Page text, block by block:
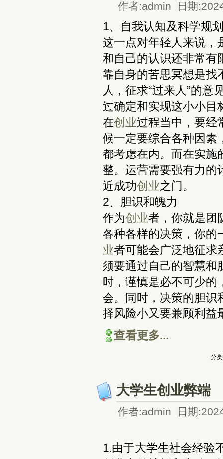
作者:admin 日期
1、自我认知及科学规划
这一点对年轻人来说，
和自己的认识还非常有
靠自身的苦思冥想是找
人，征求“过来人”的
过确定和实现这小小目
在创业过程当中，要经
候一定要综合各种因素
都考虑在内。而在实施
整。运营需要强有力的
近成功创业之门。
2、胆识和魄力
作为创业者，你就是团
各种各样的决策，你的
业者可能会广泛地征求
须要通过自己的智慧和
时，谨慎是必不可少的
会。同时，决策的胆识
择风险小又要兼顾利益
查看更多...
分
大学生创业弊端
作者:admin 日期
1.由于大学生社会经验